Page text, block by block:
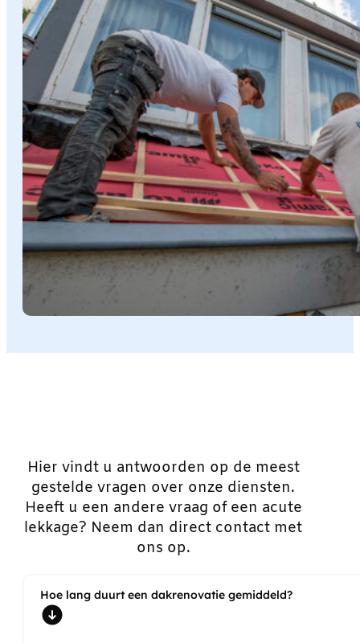
Hier vindt u antwoorden op de meest
gestelde vragen over onze diensten.
Heeft u een andere vraag of een acute
lekkage? Neem dan direct contact met
ons op.
Hoe lang duurt een dakrenovatie gemiddeld?